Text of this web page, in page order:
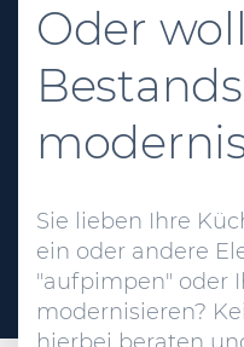
Oder
Sie lieben Ihre
ein oder andere
"aufpimpen" oder
modernisieren?